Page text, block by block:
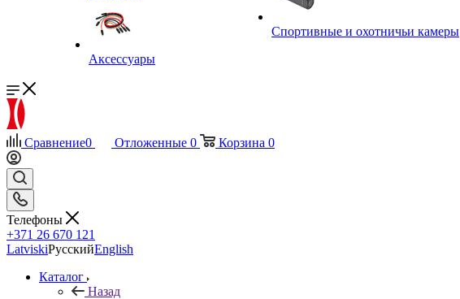
Аксессуары
Спортивные и охотничьи камеры
Сравнение0 Отложенные 0 Корзина 0
Телефоны
+371 26 670 121
LatviskiРусскийEnglish
Каталог
Назад